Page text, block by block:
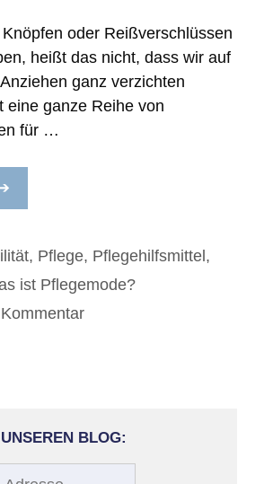
oder Reißverschlüssen
heißt das nicht, dass wir auf
ganz verzichten
eine ganze Reihe von
für …
, Pflege, Pflegehilfsmittel ,
ist Pflegemode?
BLOG: